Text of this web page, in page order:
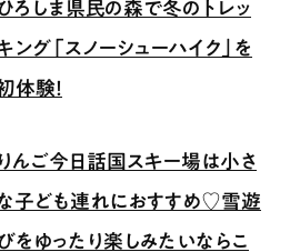
ろしま県民の森で冬のトレッ
ング「スノーシューハイク」を
体験！
りんご今日話国スキー場は小さ
子ども連れにおすすめ♡雪遊
をゆったり楽しみたいならこ